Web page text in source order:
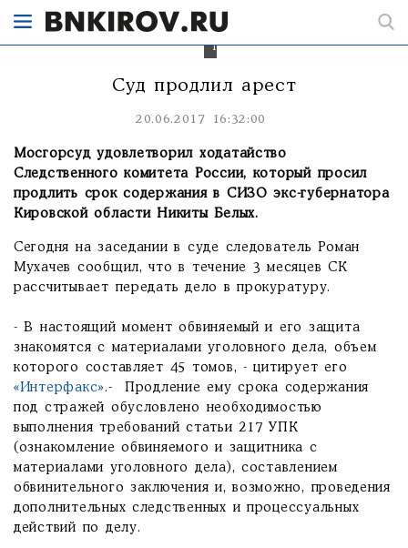
Фото:
ТАСС
Суд продлил арест
20.06.2017 16:32:00
Мосгорсуд удовлетворил ходатайство
Следственного комитета России, который просил
продлить срок содержания в СИЗО экс-губернатора
Кировской области Никиты Белых.
Сегодня на заседании в суде следователь Роман
Мухачев сообщил, что в течение 3 месяцев СК
рассчитывает передать дело в прокуратуру.
- В настоящий момент обвиняемый и его защита
знакомятся с материалами уголовного дела, объем
которого составляет 45 томов, - цитирует его
«Интерфакс».- Продление ему срока содержания
под стражей обусловлено необходимостью
выполнения требований статьи 217 УПК
(ознакомление обвиняемого и защитника с
материалами уголовного дела), составлением
обвинительного заключения и, возможно, проведения
дополнительных следственных и процессуальных
действий по делу.